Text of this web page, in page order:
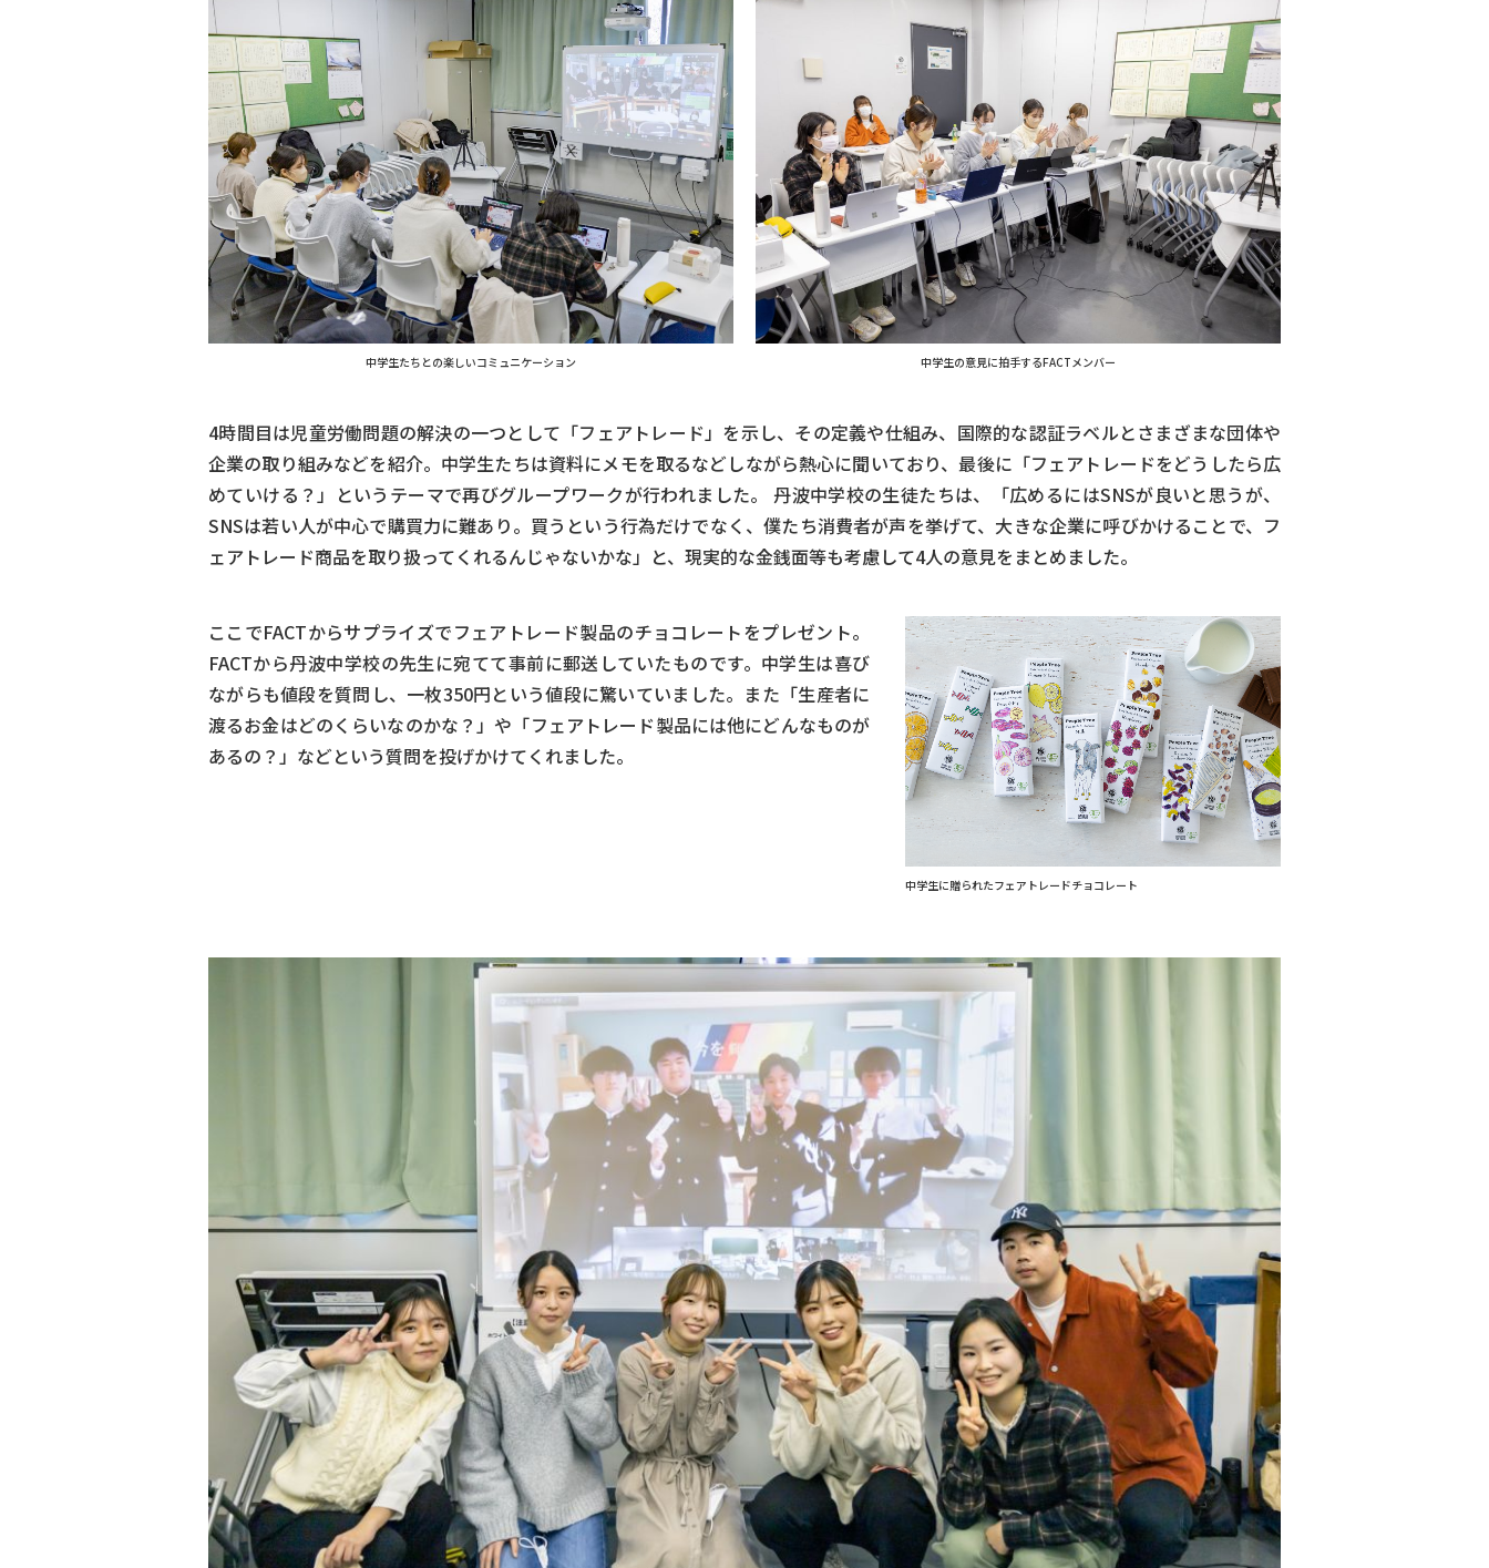
中学生たちとの楽しいコミュニケーション 中学生の意見に拍手するFACTメンバー
4時間目は児童労働問題の解決の一つとして「フェアトレード」を示し、その定義や仕組み、国際的な認証ラベルとさまざまな団体や
企業の取り組みなどを紹介。中学生たちは資料にメモを取るなどしながら熱心に聞いており、最後に「フェアトレードをどうしたら広
めていける？」というテーマで再びグループワークが行われました。 丹波中学校の生徒たちは、「広めるにはSNSが良いと思うが、
SNSは若い人が中心で購買力に難あり。買うという行為だけでなく、僕たち消費者が声を挙げて、大きな企業に呼びかけることで、フ
ェアトレード商品を取り扱ってくれるんじゃないかな」と、現実的な金銭面等も考慮して4人の意見をまとめました。
中学生に贈られたフェアトレードチョコレート
ここでFACTからサプライズでフェアトレード製品のチョコレートをプレゼント。
FACTから丹波中学校の先生に宛てて事前に郵送していたものです。中学生は喜び
ながらも値段を質問し、一枚350円という値段に驚いていました。また「生産者に
渡るお金はどのくらいなのかな？」や「フェアトレード製品には他にどんなものが
あるの？」などという質問を投げかけてくれました。